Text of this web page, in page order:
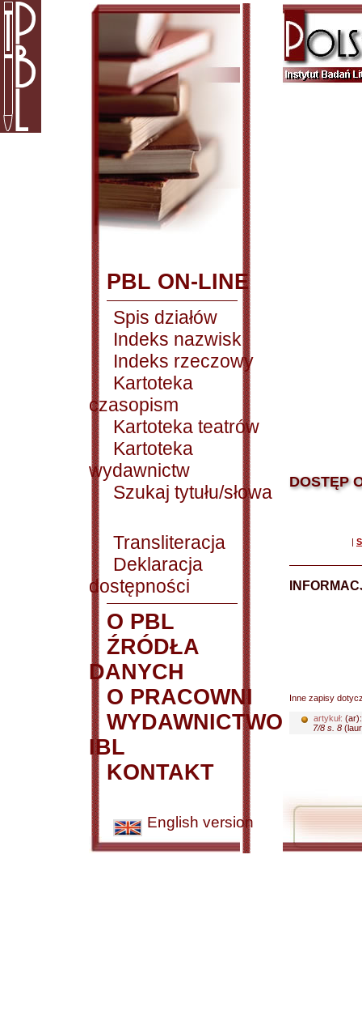
PBL ON-LINE
Spis działów
Indeks nazwisk
Indeks rzeczowy
Kartoteka
czasopism
Kartoteka teatrów
Kartoteka
wydawnictw
Szukaj tytułu/słowa
Transliteracja
Deklaracja
dostępności
O PBL
ŹRÓDŁA
DANYCH
O PRACOWNI
WYDAWNICTWO
IBL
KONTAKT
English version
DOSTĘP
|
Inne zapisy
artykuł:
7/8 s. 8